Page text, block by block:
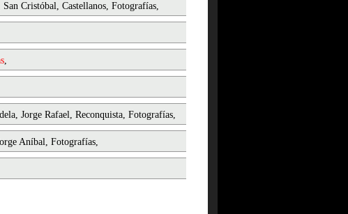
San Cristóbal, Castellanos, Fotografías,
,
Jorge Rafael, Reconquista, Fotografías,
Aníbal, Fotografías,